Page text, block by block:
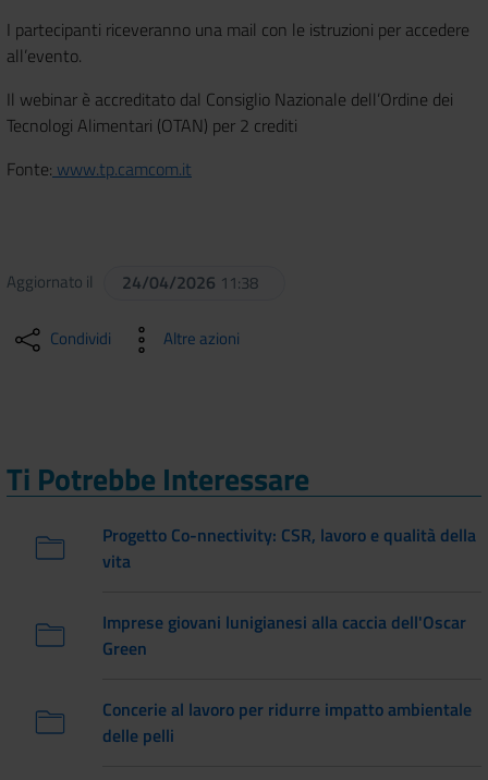
I partecipanti riceveranno una mail con le istruzioni per accedere
all’evento.
Il webinar è accreditato dal Consiglio Nazionale dell’Ordine dei
Tecnologi Alimentari (OTAN) per 2 crediti
Fonte: www.tp.camcom.it
Aggiornato il 24/04/2026 11:38
Condividi Altre azioni
Ti Potrebbe Interessare
Progetto Co-nnectivity: CSR, lavoro e qualità della
vita
Imprese giovani lunigianesi alla caccia dell'Oscar
Green
Concerie al lavoro per ridurre impatto ambientale
delle pelli